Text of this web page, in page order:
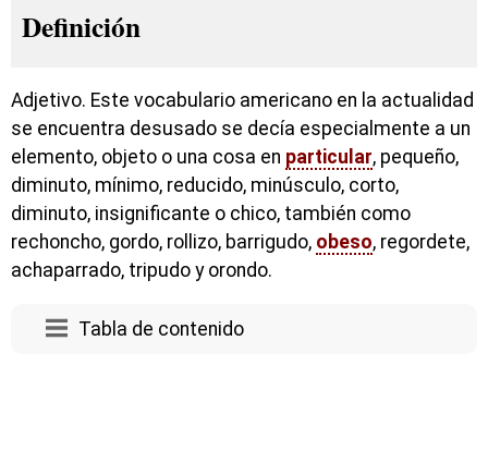
Definición
Adjetivo. Este vocabulario americano en la actualidad
se encuentra desusado se decía especialmente a un
elemento, objeto o una cosa en particular, pequeño,
diminuto, mínimo, reducido, minúsculo, corto,
diminuto, insignificante o chico, también como
rechoncho, gordo, rollizo, barrigudo, obeso, regordete,
achaparrado, tripudo y orondo.
Tabla de contenido